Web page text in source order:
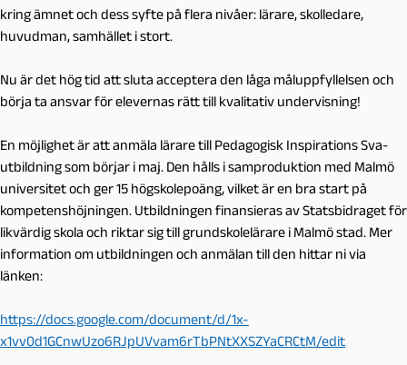
kring ämnet och dess syfte på flera nivåer: lärare, skolledare,
huvudman, samhället i stort.
Nu är det hög tid att sluta acceptera den låga måluppfyllelsen och
börja ta ansvar för elevernas rätt till kvalitativ undervisning!
En möjlighet är att anmäla lärare till Pedagogisk Inspirations Sva-
utbildning som börjar i maj. Den hålls i samproduktion med Malmö
universitet och ger 15 högskolepoäng, vilket är en bra start på
kompetenshöjningen. Utbildningen finansieras av Statsbidraget för
likvärdig skola och riktar sig till grundskolelärare i Malmö stad. Mer
information om utbildningen och anmälan till den hittar ni via
länken:
https://docs.google.com/document/d/1x-
x1vv0d1GCnwUzo6RJpUVvam6rTbPNtXXSZYaCRCtM/edit